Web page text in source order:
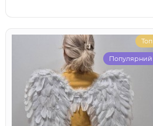
Топ
Популярний